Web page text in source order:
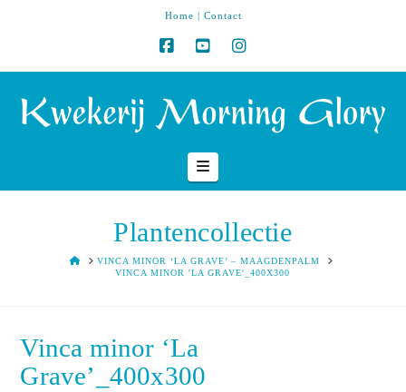
Home | Contact
Navigation
Plantencollectie
HOMEVINCA MINOR ‘LA GRAVE’ – MAAGDENPALM
VINCA MINOR 'LA GRAVE'_400X300
Vinca minor ‘La
Grave’_400x300